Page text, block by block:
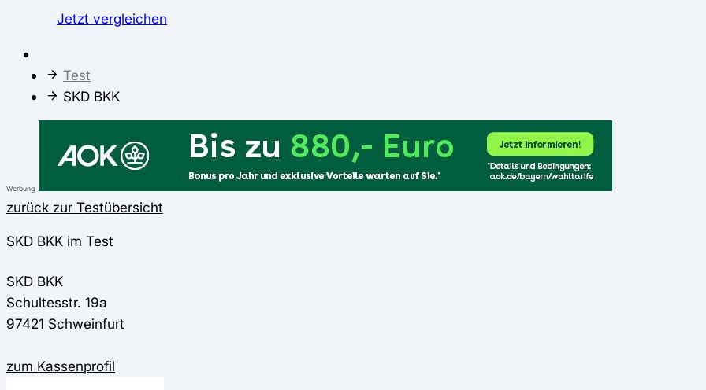
Jetzt vergleichen
Test
SKD BKK
Werbung
zurück zur Testübersicht
SKD BKK im Test
SKD BKK
Schultesstr. 19a
97421 Schweinfurt
zum Kassenprofil